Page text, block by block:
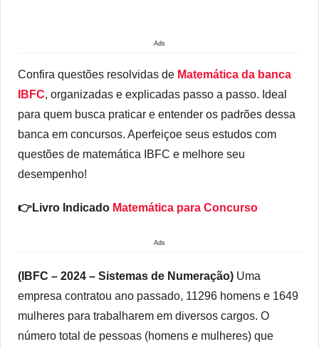
Ads
Confira questões resolvidas de Matemática da banca
IBFC, organizadas e explicadas passo a passo. Ideal
para quem busca praticar e entender os padrões dessa
banca em concursos. Aperfeiçoe seus estudos com
questões de matemática IBFC e melhore seu
desempenho!
👉Livro Indicado Matemática para Concurso
Ads
(IBFC – 2024 – Sistemas de Numeração) Uma
empresa contratou ano passado, 11296 homens e 1649
mulheres para trabalharem em diversos cargos. O
número total de pessoas (homens e mulheres) que